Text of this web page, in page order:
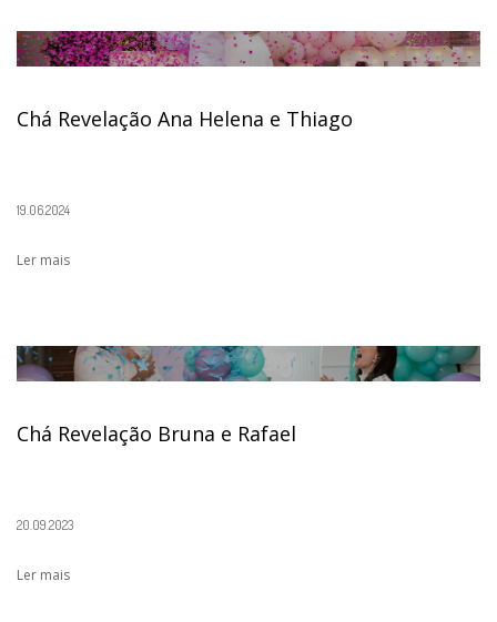
Chá Revelação Ana Helena e Thiago
19.06.2024
Ler mais
Chá Revelação Bruna e Rafael
20.09.2023
Ler mais